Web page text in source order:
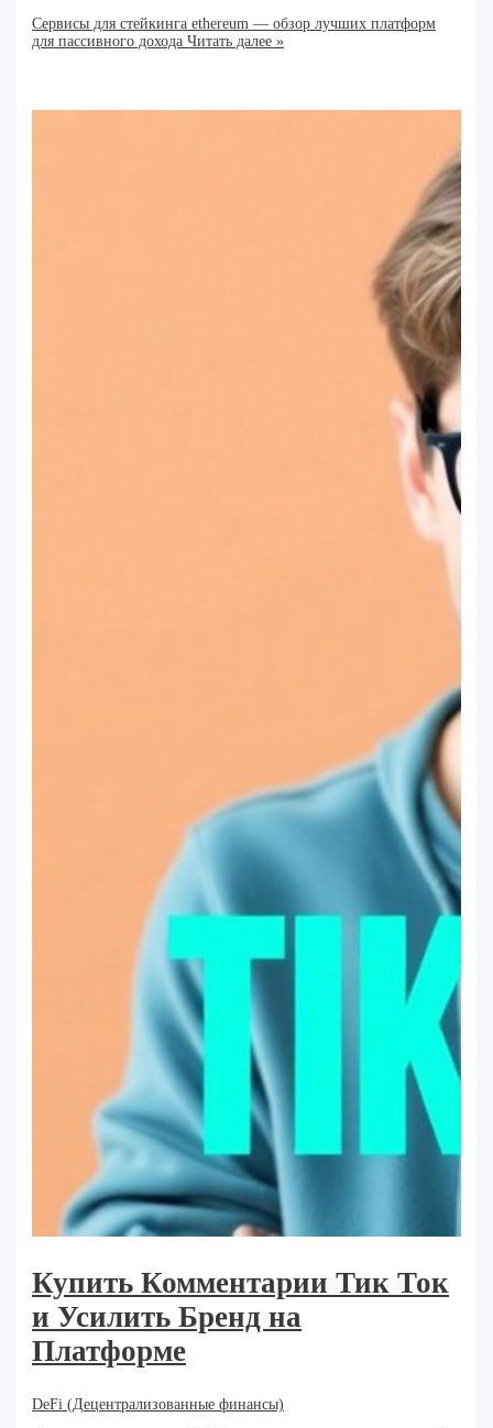
Сервисы для стейкинга ethereum — обзор лучших платформ
для пассивного дохода Читать далее »
Купить Комментарии Тик Ток
и Усилить Бренд на
Платформе
DeFi (Децентрализованные финансы)